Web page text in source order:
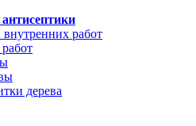
работ
дерева